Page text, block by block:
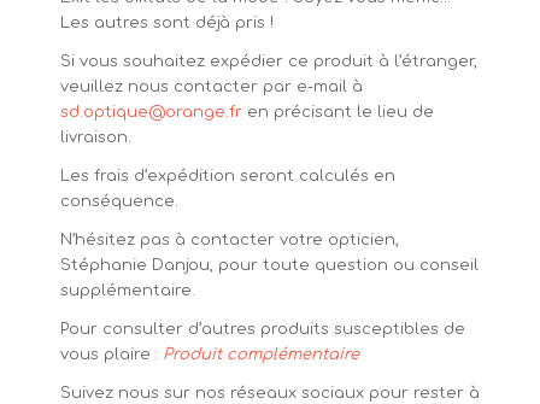
Les autres sont déjà pris !
Si vous souhaitez expédier ce produit à l’étranger,
veuillez nous contacter par e-mail à
sd.optique@orange.fren précisant le lieu de
livraison.
Les frais d’expédition seront calculés en
conséquence.
N’hésitez pas à contacter votre opticien,
Stéphanie Danjou, pour toute question ou conseil
supplémentaire.
Pour consulter d’autres produits susceptibles de
vous plaire : Produit complémentaire
Suivez nous sur nos réseaux sociaux pour rester à